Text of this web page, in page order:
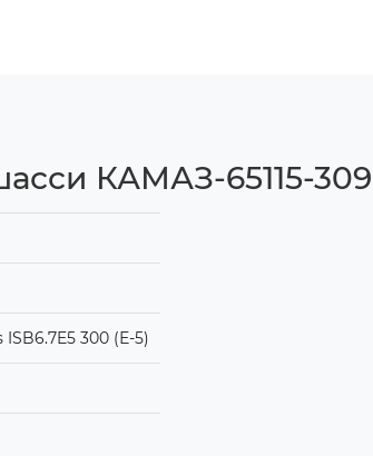
КАМАЗ-65115-
300 (Е-5)